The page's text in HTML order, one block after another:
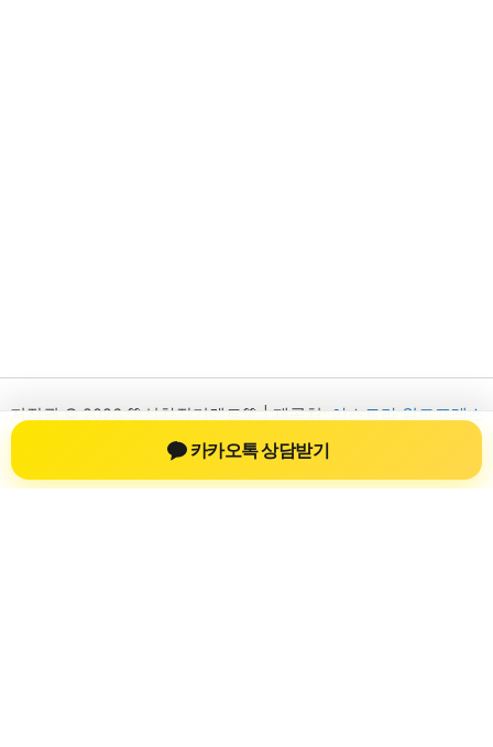
저작권 © 2026 💚신차장기렌트💚 | 제공처:
아스트라 워드프레스
테마
카카오톡 상담받기